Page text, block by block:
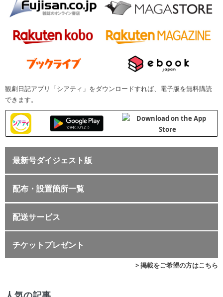
観劇日記アプリ「シアティ」をダウンロードすれば、電子版を無料購読
できます。
最新号ダイジェスト版
配布・設置箇所一覧
配送サービス
チケットプレゼント
> 掲載をご希望の方はこちら